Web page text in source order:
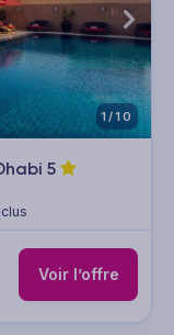
1/10
5
Voir l’offre